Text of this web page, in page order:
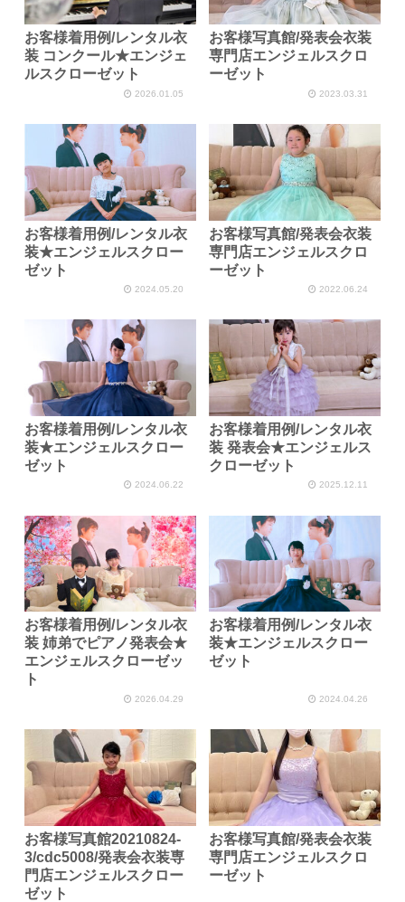
お客様着用例/レンタル衣
装 コンクール★エンジェ
ルスクローゼット
2026.01.05
お客様写真館/発表会衣装
専門店エンジェルスクロ
ーゼット
2023.03.31
お客様着用例/レンタル衣
装★エンジェルスクロー
ゼット
2024.05.20
お客様写真館/発表会衣装
専門店エンジェルスクロ
ーゼット
2022.06.24
お客様着用例/レンタル衣
装★エンジェルスクロー
ゼット
2024.06.22
お客様着用例/レンタル衣
装 発表会★エンジェルス
クローゼット
2025.12.11
お客様着用例/レンタル衣
装 姉弟でピアノ発表会★
エンジェルスクローゼッ
ト
2026.04.29
お客様着用例/レンタル衣
装★エンジェルスクロー
ゼット
2024.04.26
お客様写真館20210824-
3/cdc5008/発表会衣装専
門店エンジェルスクロー
ゼット
お客様写真館/発表会衣装
専門店エンジェルスクロ
ーゼット